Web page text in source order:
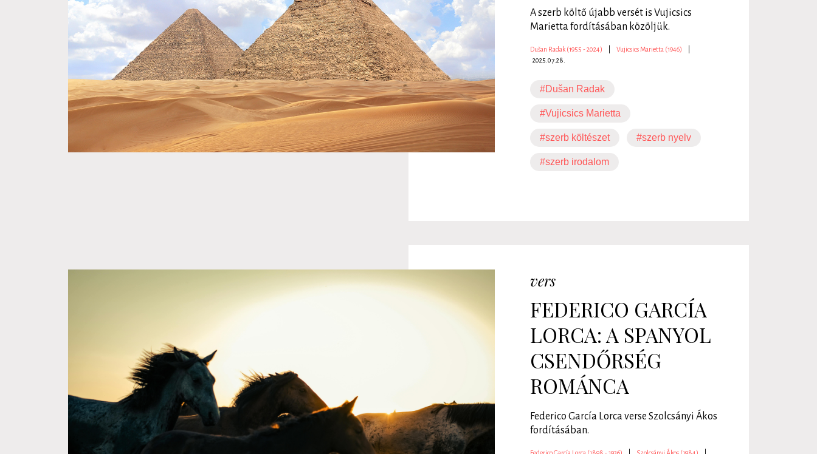
A szerb költő újabb versét is Vujicsics
Marietta fordításában közöljük.
Dušan Radak (1955 - 2024) Vujicsics Marietta (1946)
2025.07.28.
#Dušan Radak
#Vujicsics Marietta
#szerb költészet #szerb nyelv
#szerb irodalom
vers
FEDERICO GARCÍA
LORCA: A SPANYOL
CSENDŐRSÉG
ROMÁNCA
Federico García Lorca verse Szolcsányi Ákos
fordításában.